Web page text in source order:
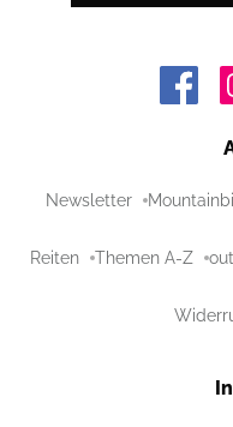
Newsletter
Reiten Themen A-Z